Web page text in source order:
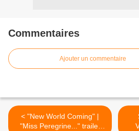
Commentaires
Ajouter un commentaire
< "New World Coming" |
"Miss Peregrine..." trailer